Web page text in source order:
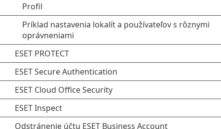
Profil
Príklad nastavenia lokalít a používateľov s rôznymi
oprávneniami
ESET PROTECT
ESET Secure Authentication
ESET Cloud Office Security
ESET Inspect
Odstránenie účtu ESET Business Account